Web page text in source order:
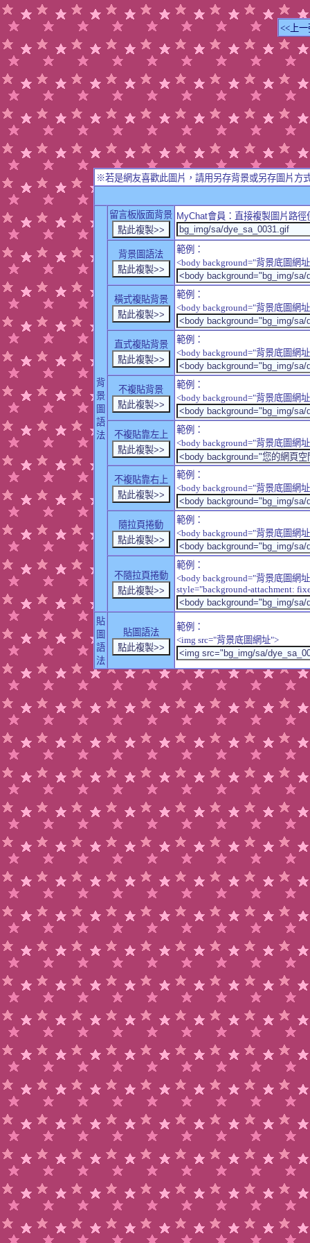
<<上一
※若是網友喜歡此圖片，請用另存背景或另存圖片方
背
景
圖
語
法
留言板版面背景 MyChat會員：直接複製圖片路
背景圖語法
範例：
<body background="背景底圖網
橫式複貼背景
範例：
<body background="背景底圖網
直式複貼背景
範例：
<body background="背景底圖網
不複貼背景
範例：
<body background="背景底圖網
不複貼靠左上
範例：
<body background="背景底圖網
不複貼靠右上
範例：
<body background="背景底圖網
隨拉頁捲動
範例：
<body background="背景底圖網
不隨拉頁捲動
範例：
<body background="背景底圖網
style="background-attachment:
貼
圖
語
法
貼圖語法
範例：
<img src="背景底圖網址">